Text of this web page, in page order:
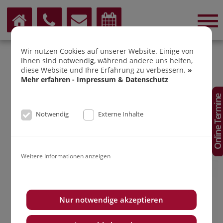
Wir nutzen Cookies auf unserer Website. Einige von
ihnen sind notwendig, während andere uns helfen,
diese Website und Ihre Erfahrung zu verbessern.»
Mehr erfahren - Impressum & Datenschutz
Notwendig Externe Inhalte
Weitere Informationen anzeigen
Nur notwendige akzeptieren
Online Termine
DR. SABINE ERNST-
STRAUF
Kieferorthopädie Butzbach